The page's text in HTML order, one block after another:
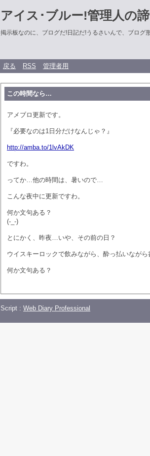
アイス･ブルー!管理人の
掲示板なのに、ブログだ!日記だ!うるさいんで、ブログ
戻る RSS 管理者用
この時間なら…
アメブロ更新です。
『必要なのは1日分だけなんじゃ？』
http://amba.to/1lvAkDK
ですわ。
ってか…他の時間は、暑いので…
こんな夜中に更新ですわ。
何か文句ある？
(-_-)
とにかく、昨夜…いや、その前の日？
ウイスキーロックで飲みながら、酔っ払いなが
何か文句ある？
Script : Web Diary Professional